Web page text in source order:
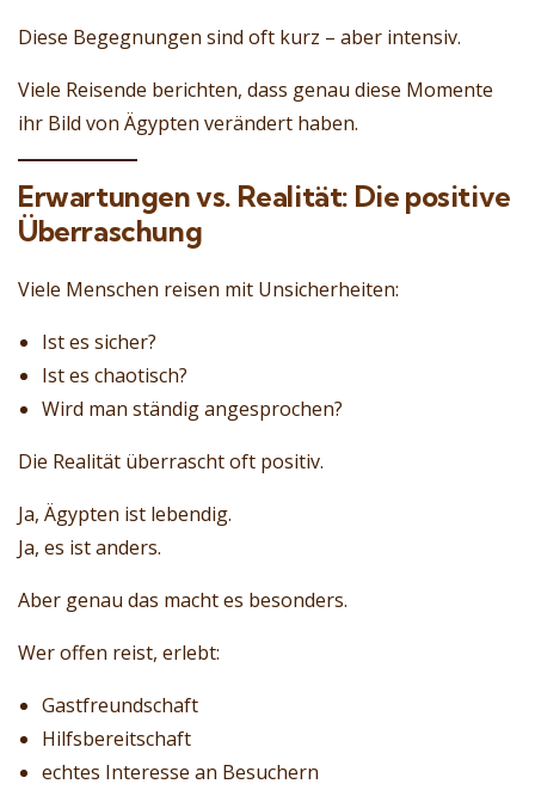
Diese Begegnungen sind oft kurz – aber intensiv.
Viele Reisende berichten, dass genau diese Momente
ihr Bild von Ägypten verändert haben.
Erwartungen vs. Realität: Die positive
Überraschung
Viele Menschen reisen mit Unsicherheiten:
Ist es sicher?
Ist es chaotisch?
Wird man ständig angesprochen?
Die Realität überrascht oft positiv.
Ja, Ägypten ist lebendig.
Ja, es ist anders.
Aber genau das macht es besonders.
Wer offen reist, erlebt:
Gastfreundschaft
Hilfsbereitschaft
echtes Interesse an Besuchern